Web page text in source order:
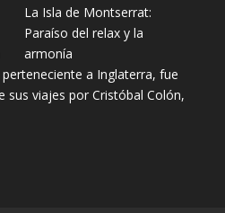
La Isla de Montserrat:
Paraíso del relax y la
armonía
a Inglaterra, fue
sus viajes por Cristóbal Colón,